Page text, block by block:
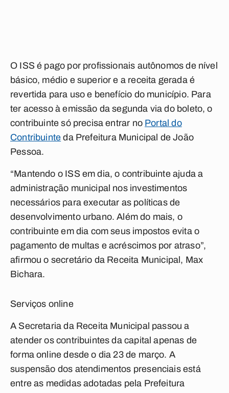
O ISS é pago por profissionais autônomos de nível
básico, médio e superior e a receita gerada é
revertida para uso e benefício do município. Para
ter acesso à emissão da segunda via do boleto, o
contribuinte só precisa entrar no Portal do
Contribuinte da Prefeitura Municipal de João
Pessoa.
“Mantendo o ISS em dia, o contribuinte ajuda a
administração municipal nos investimentos
necessários para executar as políticas de
desenvolvimento urbano. Além do mais, o
contribuinte em dia com seus impostos evita o
pagamento de multas e acréscimos por atraso”,
afirmou o secretário da Receita Municipal, Max
Bichara.
Serviços online
A Secretaria da Receita Municipal passou a
atender os contribuintes da capital apenas de
forma online desde o dia 23 de março. A
suspensão dos atendimentos presenciais está
entre as medidas adotadas pela Prefeitura